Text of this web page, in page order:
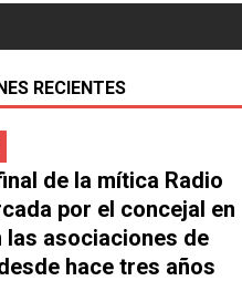
RECIENTES
de la mítica Radio
por el concejal en
las asociaciones de
hace tres años